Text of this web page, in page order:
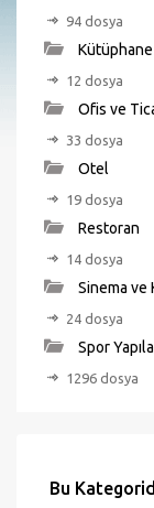
94 dosya
Kütüphane
12 dosya
Ofis ve
33 dosya
Otel
19 dosya
Restoran
14 dosya
Sinema ve
24 dosya
Spor
1296 dosya
Bu